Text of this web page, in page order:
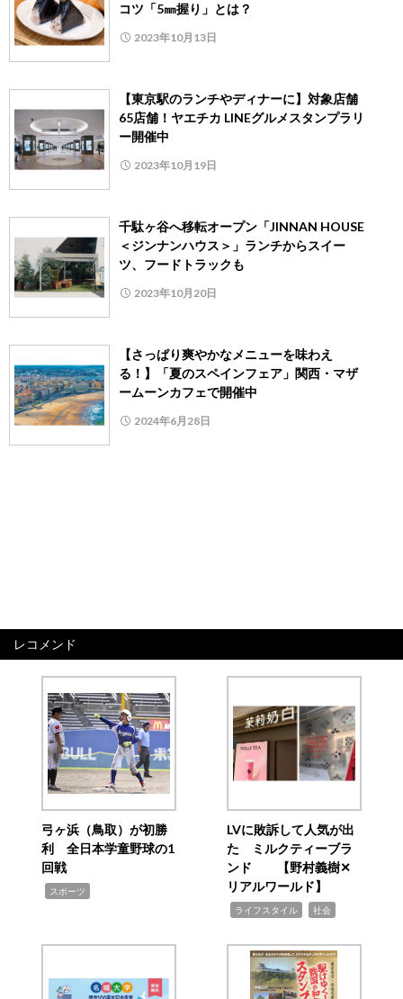
コツ「5㎜握り」とは？
2023年10月13日
【東京駅のランチやディナーに】対象店舗
65店舗！ヤエチカ LINEグルメスタンプラリ
ー開催中
2023年10月19日
千駄ヶ谷へ移転オープン「JINNAN HOUSE
＜ジンナンハウス＞」ランチからスイー
ツ、フードトラックも
2023年10月20日
【さっぱり爽やかなメニューを味わえ
る！】「夏のスペインフェア」関西・マザ
ームーンカフェで開催中
2024年6月28日
レコメンド
弓ヶ浜（鳥取）が初勝
利 全日本学童野球の1
回戦
スポーツ
LVに敗訴して人気が出
た ミルクティーブラ
ンド 【野村義樹✕
リアルワールド】
ライフスタイル 社会